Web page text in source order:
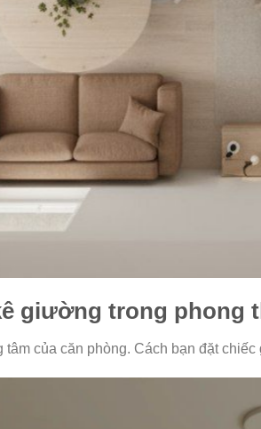
giường trong phong
của căn phòng. Cách bạn đặt